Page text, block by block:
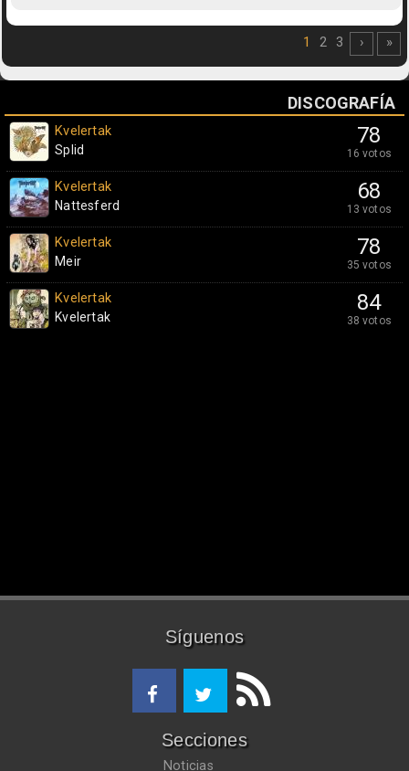
1 2 3 › »
DISCOGRAFÍA
78
16 votos
Kvelertak
Splid
68
13 votos
Kvelertak
Nattesferd
78
35 votos
Kvelertak
Meir
84
38 votos
Kvelertak
Kvelertak
Síguenos
Secciones
Noticias